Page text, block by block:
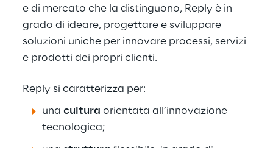
e di mercato che la distinguono, Reply è in
grado di ideare, progettare e sviluppare
soluzioni uniche per innovare processi, servizi
e prodotti dei propri clienti.
Reply si caratterizza per:
unacultura orientata all’innovazione
tecnologica;